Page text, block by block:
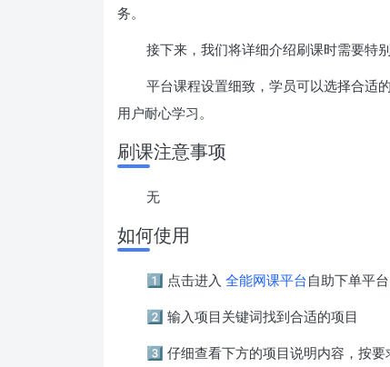
务。
接下来，我们将详细介绍刷课时需要特
平台课程设置细致，学员可以选择合适
用户耐心学习。
刷课注意事项
无
如何使用
1️⃣ 点击进入 全能网课平台自助下单平台
2️⃣ 输入项目关键词找到合适的项目
3️⃣ 仔细查看下方的项目说明内容，按